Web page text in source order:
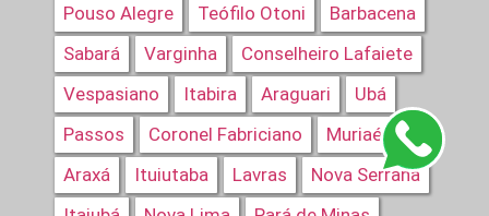
Pouso Alegre
Teófilo Otoni
Barbacena
Sabará
Varginha
Conselheiro Lafaiete
Vespasiano
Itabira Araguari
Ubá
Passos
Coronel Fabriciano
Muriaé
Araxá
Ituiutaba Lavras
Nova Serrana